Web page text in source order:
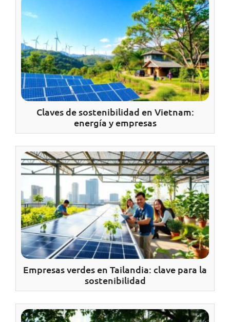
Claves de sostenibilidad en Vietnam:
energía y empresas
Empresas verdes en Tailandia: clave para la
sostenibilidad